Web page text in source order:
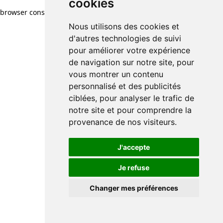
cookies
Nous utilisons des cookies et
d'autres technologies de suivi
pour améliorer votre expérience
de navigation sur notre site, pour
vous montrer un contenu
personnalisé et des publicités
ciblées, pour analyser le trafic de
notre site et pour comprendre la
provenance de nos visiteurs.
J'accepte
Je refuse
Changer mes préférences
cookies
Nous utilisons des cookies et
d'autres technologies de suivi
pour améliorer votre expérience
de navigation sur notre site, pour
vous montrer un contenu
personnalisé et des publicités
ciblées, pour analyser le trafic de
notre site et pour comprendre la
provenance de nos visiteurs.
J'accepte
Je refuse
Changer mes préférences
browser console for more information)